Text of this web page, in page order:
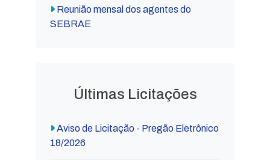
Reunião mensal dos agentes do
SEBRAE
Últimas Licitações
Aviso de Licitação - Pregão Eletrônico
18/2026